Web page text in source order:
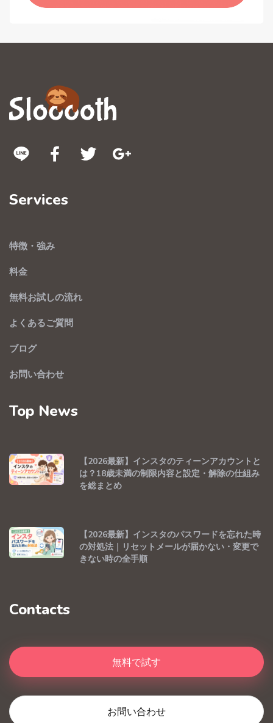
Services
特徴・強み
料金
無料お試しの流れ
よくあるご質問
ブログ
お問い合わせ
Top News
【2026最新】インスタのティーンアカウントと
は？18歳未満の制限内容と設定・解除の仕組み
を総まとめ
【2026最新】インスタのパスワードを忘れた時
の対処法｜リセットメールが届かない・変更で
きない時の全手順
Contacts
無料で試す
お問い合わせ